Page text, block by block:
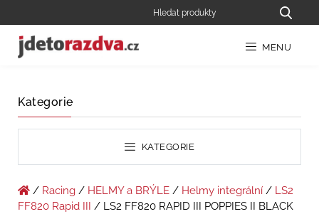
MENU
Kategorie
KATEGORIE
/ Racing / HELMY a BRÝLE / Helmy integrální / LS2
FF820 Rapid III
/ LS2 FF820 RAPID III POPPIES II BLACK